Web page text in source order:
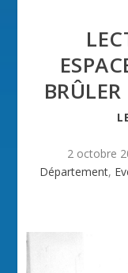
2 octobre
Département,